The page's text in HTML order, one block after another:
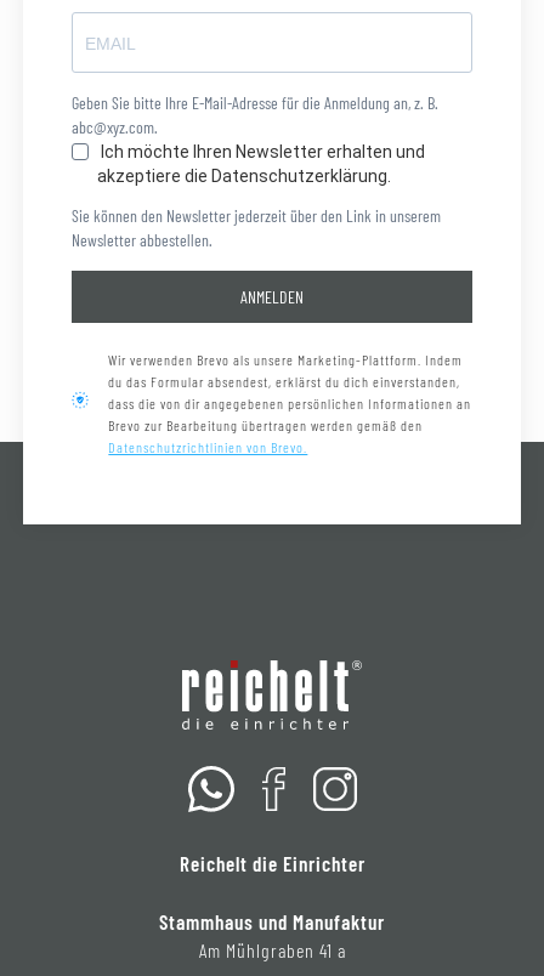
Geben Sie bitte Ihre E-Mail-Adresse für die Anmeldung an, z. B.
abc@xyz.com.
Ich möchte Ihren Newsletter erhalten und
akzeptiere die Datenschutzerklärung.
Sie können den Newsletter jederzeit über den Link in unserem
Newsletter abbestellen.
ANMELDEN
Wir verwenden Brevo als unsere Marketing-Plattform. Indem
du das Formular absendest, erklärst du dich einverstanden,
dass die von dir angegebenen persönlichen Informationen an
Brevo zur Bearbeitung übertragen werden gemäß den
Datenschutzrichtlinien von Brevo.
Reichelt die Einrichter
Stammhaus und Manufaktur
Am Mühlgraben 41 a